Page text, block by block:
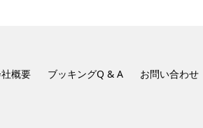
概要 ブッキングQ & A お問い合わせ